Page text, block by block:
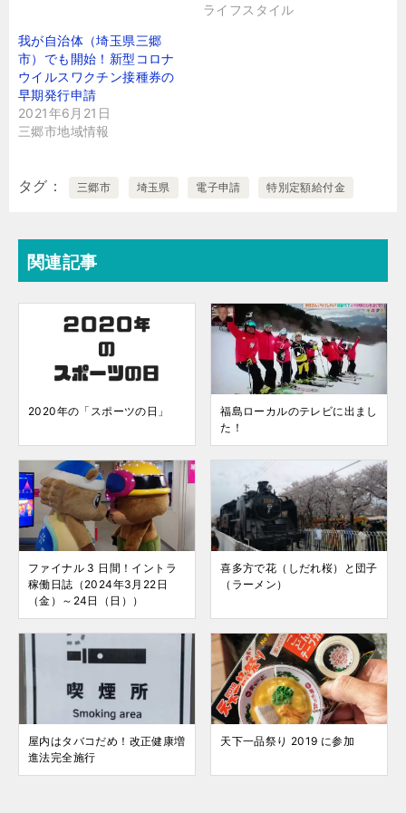
ライフスタイル
我が自治体（埼玉県三郷
市）でも開始！新型コロナ
ウイルスワクチン接種券の
早期発行申請
2021年6月21日
三郷市地域情報
タグ 三郷市 埼玉県 電子申請 特別定額給付金
関連記事
2020年の「スポーツの日」
福島ローカルのテレビに出まし
た！
ファイナル 3 日間！イントラ
稼働日誌（2024年3月22日
（金）～24日（日））
喜多方で花（しだれ桜）と団子
（ラーメン）
屋内はタバコだめ！改正健康増
進法完全施行
天下一品祭り 2019 に参加